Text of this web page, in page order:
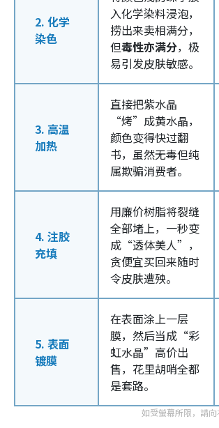
2. 化学
染色
入化学染料浸泡，
捞出来卖相满分，
但毒性亦满分，极
易引发皮肤敏感。
3. 高温
加热
直接把紫水晶
“烤”成黄水晶，
颜色变得快过翻
书，虽然无毒但纯
属欺骗消费者。
4. 注胶
充填
用廉价树脂将裂缝
全部堵上，一秒变
成“透体美人”，
贪便宜买回来随时
令皮肤遭殃。
5. 表面
镀膜
在表面涂上一层
膜，然后当成“彩
虹水晶”高价出
售，花里胡哨全都
是套路。